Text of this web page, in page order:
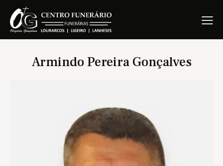
Armindo Pereira Gonçalves